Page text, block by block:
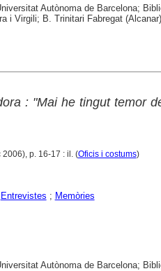
Autònoma de Barcelona;
i Virgili; B. Trinitari Fabregat (Alcanar)
: "Mai he tingut temor
2006), p. 16-17 : il. (Oficis i costums)
Entrevistes ; Memòries
Autònoma de Barcelona;